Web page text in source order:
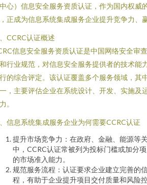
心）信息安全服务资质认证，作为国内权威
正成为信息系统集成服务企业提升竞争力、
CCRC认证概述
信息安全服务资质认证是中国网络安全审
行业规范，对信息安全服务提供者的技术能
的综合评定。该认证覆盖多个服务领域，其
，主要评估企业在系统设计、开发、实施及
。
信息系统集成服务企业为何需要CCRC认证
提升市场竞争力：在政府、金融、能源等
中，CCRC认证常被列为投标门槛或加分
的市场准入能力。
规范服务流程：认证要求企业建立完善的
程，有助于企业提升项目交付质量和风险控